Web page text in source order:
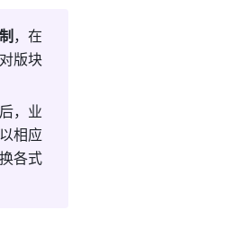
，在
版块
，业
相应
各式